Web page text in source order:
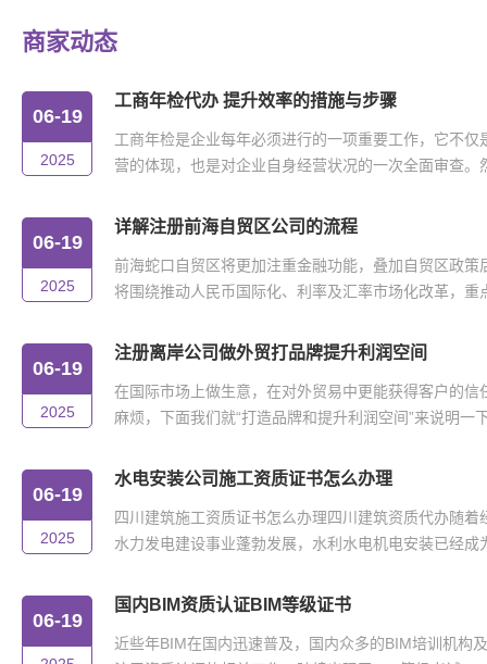
商家动态
06-19
2025
工商年检代办 提升效率的措施与步骤
工商年检是企业每年必须进行的一项重要工作，它不仅
营的体现，也是对企业自身经营状况的一次全面审查。
06-19
2025
详解注册前海自贸区公司的流程
前海蛇口自贸区将更加注重金融功能，叠加自贸区政策
将围绕推动人民币国际化、利率及汇率市场化改革，重
06-19
2025
注册离岸公司做外贸打品牌提升利润空间
在国际市场上做生意，在对外贸易中更能获得客户的信
麻烦，下面我们就“打造品牌和提升利润空间”来说明一
06-19
2025
水电安装公司施工资质证书怎么办理
四川建筑施工资质证书怎么办理四川建筑资质代办随着
水力发电建设事业蓬勃发展，水利水电机电安装已经成
06-19
国内BIM资质认证BIM等级证书
近些年BIM在国内迅速普及，国内众多的BIM培训机构